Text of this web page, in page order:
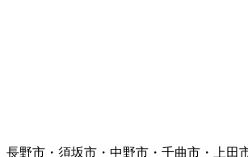
長野市・須坂市・中野市・千曲市・上田